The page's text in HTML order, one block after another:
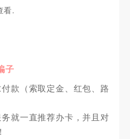
看.
子
款（索取定金、红包、路
就一直推荐办卡，并且对